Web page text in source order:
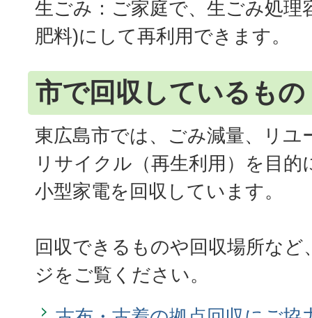
生ごみ：ご家庭で、生ごみ処理
肥料)にして再利用できます。
市で回収しているもの
東広島市では、ごみ減量、リユ
リサイクル（再生利用）を目的
小型家電を回収しています。
回収できるものや回収場所など
ジをご覧ください。